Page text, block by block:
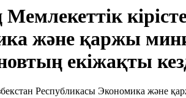
және қаржы
екіжақты